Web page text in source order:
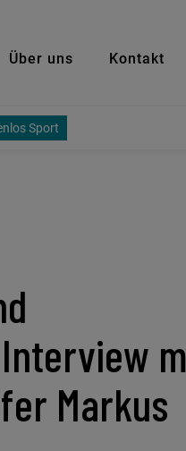
Über uns Kontakt
Sport
Markus